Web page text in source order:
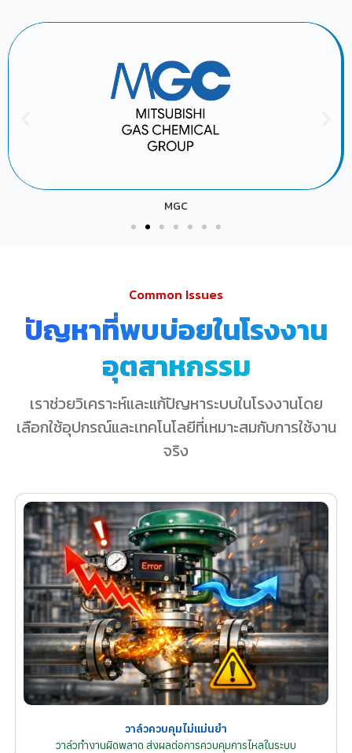
MGC
Common Issues
ปัญหาที่พบบ่อยในโรงงาน
อุตสาหกรรม
เราช่วยวิเคราะห์และแก้ปัญหาระบบในโรงงานโดย
เลือกใช้อุปกรณ์และเทคโนโลยีที่เหมาะสมกับการใช้งาน
จริง
วาล์วควบคุมไม่แม่นยำ
วาล์วทำงานผิดพลาด ส่งผลต่อการควบคุมการไหลในระบบ